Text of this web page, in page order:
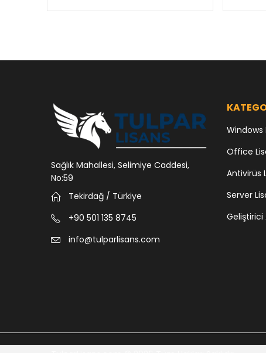
Sağlık Mahallesi, Selimiye Caddesi,
No:59
Tekirdağ / Türkiye
+90 501 135 8745
info@tulparlisans.com
Windows
Office
Antivirüs
Server
Geliştirici